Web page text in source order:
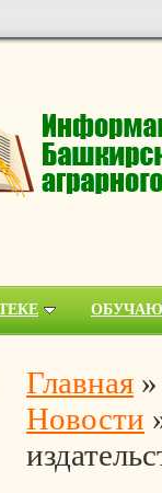
Главная
Новости